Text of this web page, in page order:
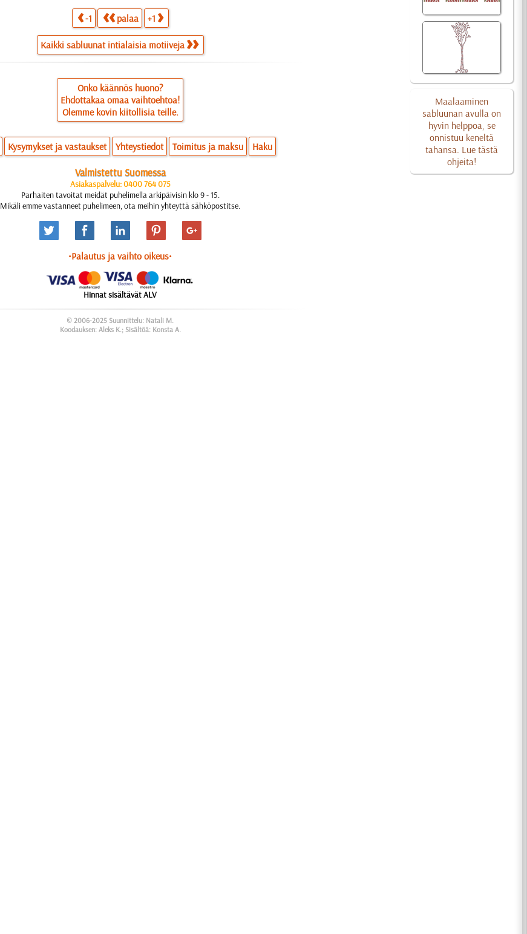
Maalaaminen
sabluunan avulla on
hyvin helppoa, se
onnistuu keneltä
tahansa. Lue tästä
ohjeita!
-1 palaa +1
Kaikki sabluunat intialaisia motiiveja
Onko käännös huono?
Ehdottakaa omaa vaihtoehtoa!
Olemme kovin kiitollisia teille.
Kysymykset ja vastaukset Yhteystiedot Toimitus ja maksu Haku
Valmistettu Suomessa
Asiakaspalvelu: 0400 764 075
Parhaiten tavoitat meidät puhelimella arkipäivisin klo 9 - 15.
Mikäli emme vastanneet puhelimeen, ota meihin yhteyttä sähköpostitse.
•Palautus ja vaihto oikeus•
Hinnat sisältävät ALV
© 2006-2025 Suunnittelu: Natali M.
Koodauksen: Aleks K.; Sisältöä: Konsta A.